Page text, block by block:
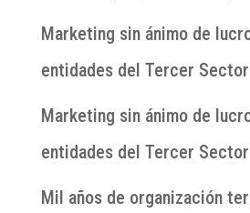
Marketing sin ánimo de
entidades del Tercer
Marketing sin ánimo de
entidades del Tercer
Mil años de organización